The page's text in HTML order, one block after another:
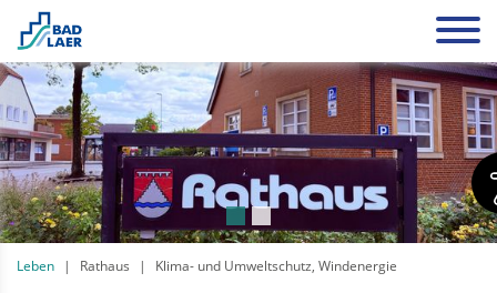
Leben Rathaus Klima- und Umweltschutz, Windenergie